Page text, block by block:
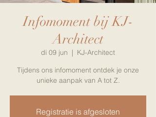
Infomoment bij KJ-
Architect
di 09 jun
  |
KJ-Architect
Tijdens ons infomoment ontdek je onze
unieke aanpak van A tot Z.
Registratie is afgesloten